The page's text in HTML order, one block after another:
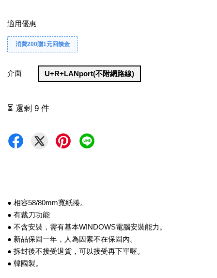
適用優惠
消費200贈1元回饋金
介面 U+R+LANport(不附網路線)
⏳ 還剩 9 件
● 相容58/80mm寬紙捲。
● 有裁刀功能
● 不含安裝，需有基本WINDOWS電腦安裝能力。
● 新品保固一年，人為因素不在保固內。
● 拆封後不接受退貨，可以接受再下單喔。
● 韓國製。